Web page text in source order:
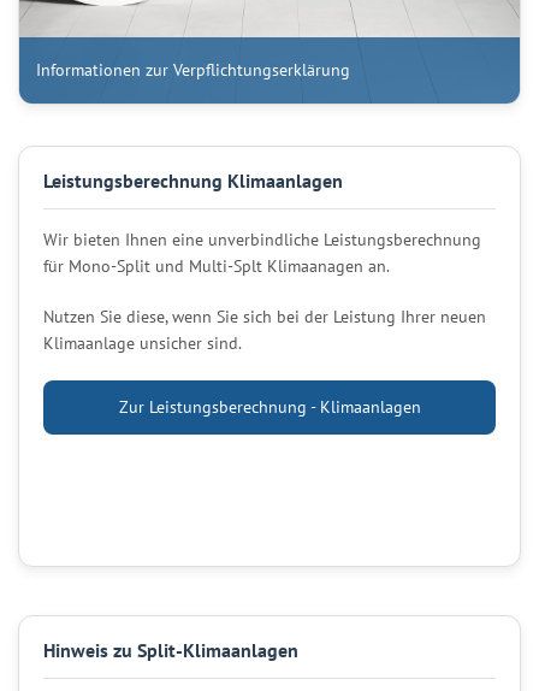
Informationen zur Verpflichtungserklärung
Leistungsberechnung Klimaanlagen
Wir bieten Ihnen eine unverbindliche Leistungsberechnung
für Mono-Split und Multi-Splt Klimaanagen an.
Nutzen Sie diese, wenn Sie sich bei der Leistung Ihrer neuen
Klimaanlage unsicher sind.
Zur Leistungsberechnung - Klimaanlagen
Hinweis zu Split-Klimaanlagen